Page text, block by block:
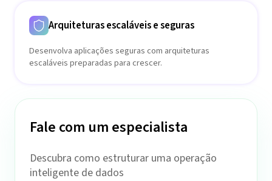
Arquiteturas escaláveis e seguras
Desenvolva aplicações seguras com arquiteturas
escaláveis preparadas para crescer.
Fale com um especialista
Descubra como estruturar uma operação
inteligente de dados